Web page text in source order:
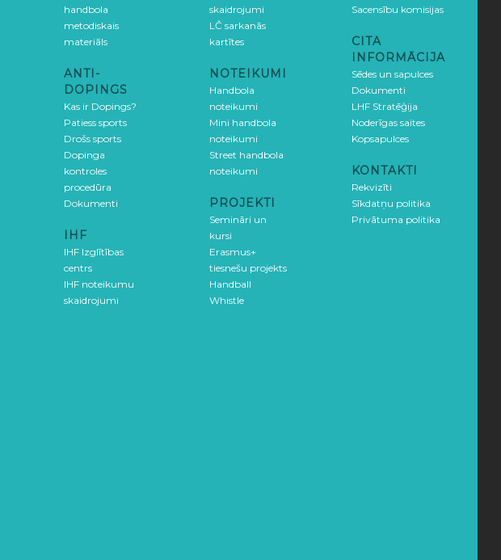
handbola
metodiskais
materiāls
ANTI-
DOPINGS
Kas ir Dopings?
Patiess sports
Drošs sports
Dopinga
kontroles
procedūra
Dokumenti
IHF
IHF Izglītības
centrs
IHF noteikumu
skaidrojumi
skaidrojumi
LČ sarkanās
kartītes
NOTEIKUMI
Handbola
noteikumi
Mini handbola
noteikumi
Street handbola
noteikumi
PROJEKTI
Semināri un
kursi
Erasmus+
tiesnešu projekts
Handball
Whistle
Sacensību komisijas
CITA
INFORMĀCIJA
Sēdes un sapulces
Dokumenti
LHF Stratēģija
Noderīgas saites
Kopsapulces
KONTAKTI
Rekvizīti
Sīkdatņu politika
Privātuma politika